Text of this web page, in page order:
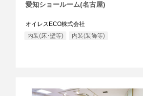
愛知ショールーム(名古屋)
オイレスECO株式会社
内装(床･壁等)
内装(装飾等)